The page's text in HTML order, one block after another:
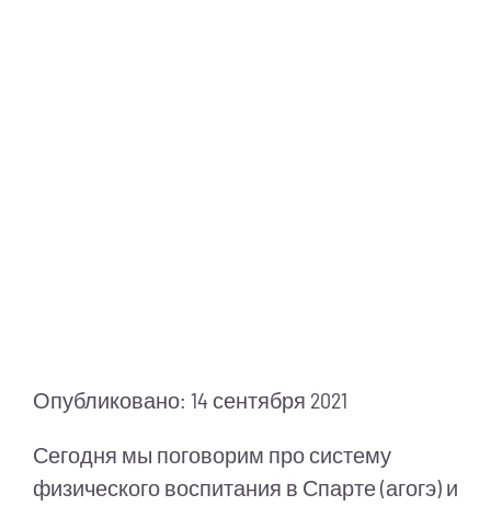
Опубликовано: 14 сентября 2021
Сегодня мы поговорим про систему
физического воспитания в Спарте (агогэ) и